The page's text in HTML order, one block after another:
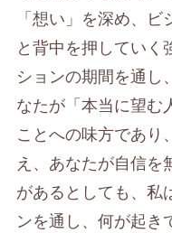
「想い」を深め、
と背中を押していく
ションの期間を通し
なたが「本当に望む
ことへの味方であり
え、あなたが自信を
があるとしても、私
ンを通し、何が起き